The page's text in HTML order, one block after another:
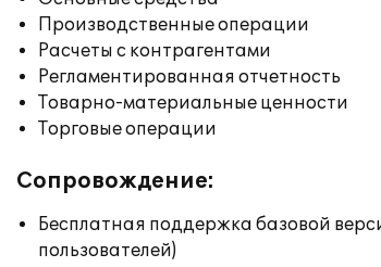
Производственные операции
Расчеты с контрагентами
Регламентированная отчетность
Товарно-материальные ценности
Торговые операции
Сопровождение:
Бесплатная поддержка базовой
пользователей)